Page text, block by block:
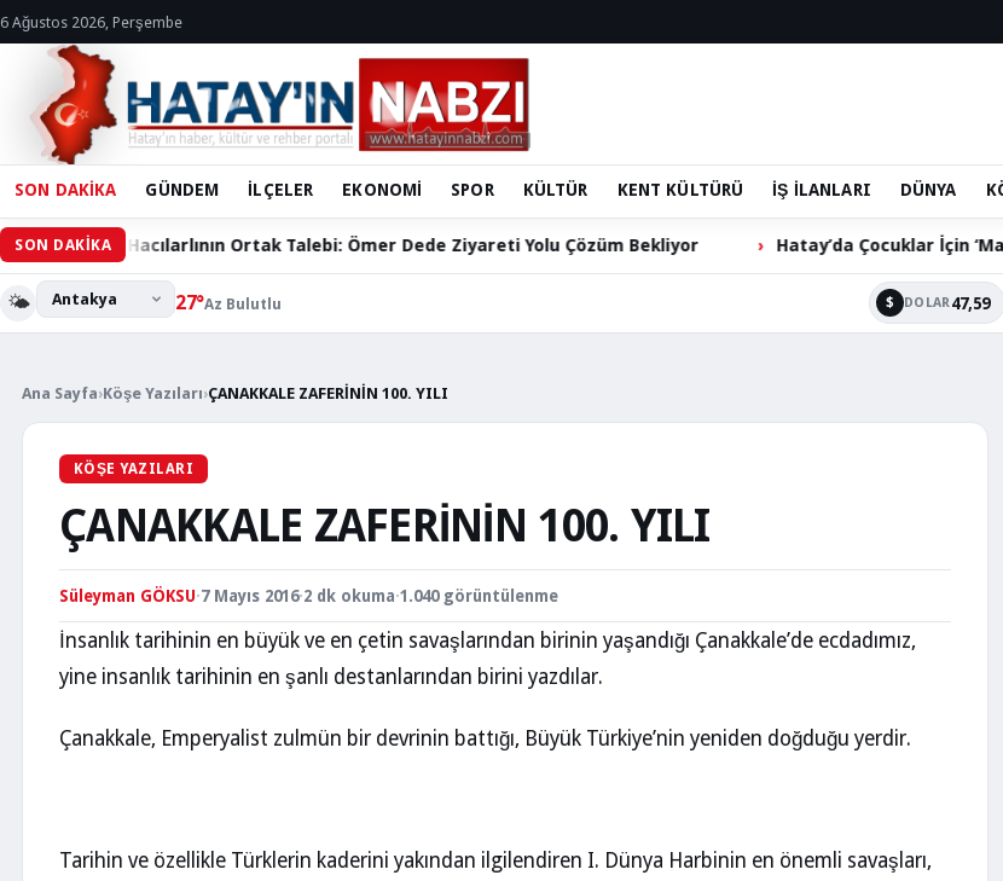
6 Ağustos 2026, Perşembe
SON DAKİKA GÜNDEM İLÇELER EKONOMİ SPOR KÜLTÜR KENT KÜLTÜRÜ İŞ İLANLARI DÜNYA
SON DAKİKA
Hacılarlının Ortak Talebi: Ömer Dede Ziyareti Yolu Çözüm Bekliyor Hatay’da Çocuklar İçin ‘Mahallemde
🌤️ 27°Az Bulutlu $ DOLAR47,59
Ana Sayfa›Köşe Yazıları›ÇANAKKALE ZAFERİNİN 100. YILI
KÖŞE YAZILARI
ÇANAKKALE ZAFERİNİN 100. YILI
Süleyman GÖKSU·7 Mayıs 2016·2 dk okuma·1.040 görüntülenme
İnsanlık tarihinin en büyük ve en çetin savaşlarından birinin yaşandığı Çanakkale’de ecdadımız,
yine insanlık tarihinin en şanlı destanlarından birini yazdılar.
Çanakkale, Emperyalist zulmün bir devrinin battığı, Büyük Türkiye’nin yeniden doğduğu yerdir.
Tarihin ve özellikle Türklerin kaderini yakından ilgilendiren I. Dünya Harbinin en önemli savaşları,